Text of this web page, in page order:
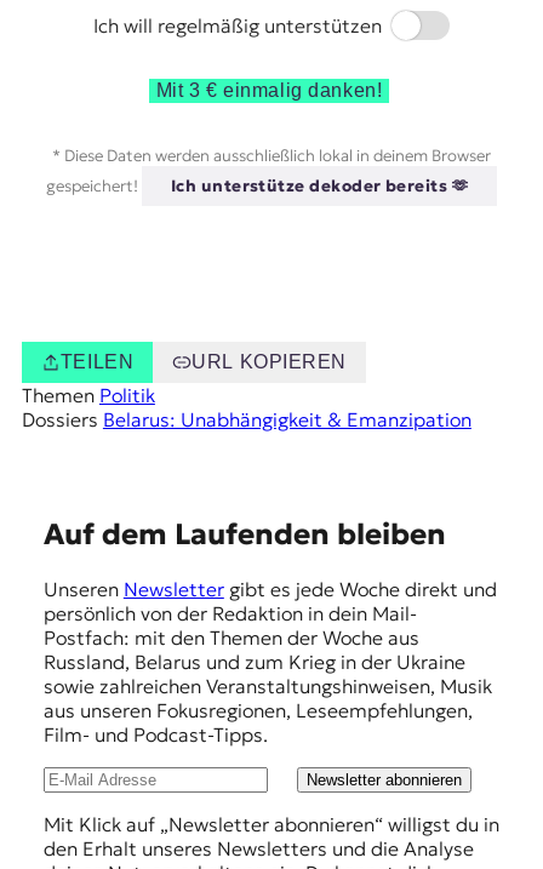
Ich will regelmäßig unterstützen
Switch
Mit 3 € einmalig danken!
* Diese Daten werden ausschließlich lokal in deinem Browser
gespeichert!
Ich unterstütze dekoder bereits 🫶
TEILEN URL KOPIEREN
Themen Politik
Dossiers Belarus: Unabhängigkeit & Emanzipation
Auf dem Laufenden bleiben
Unseren Newslettergibt es jede Woche direkt und
persönlich von der Redaktion in dein Mail-
Postfach: mit den Themen der Woche aus
Russland, Belarus und zum Krieg in der Ukraine
sowie zahlreichen Veranstaltungshinweisen, Musik
aus unseren Fokusregionen, Leseempfehlungen,
Film- und Podcast-Tipps.
Newsletter abonnieren
Mit Klick auf „Newsletter abonnieren“ willigst du in
den Erhalt unseres Newsletters und die Analyse